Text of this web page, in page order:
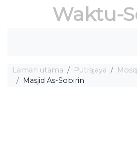
Waktu-
Laman utama Putrajaya
Masjid As-Sobirin